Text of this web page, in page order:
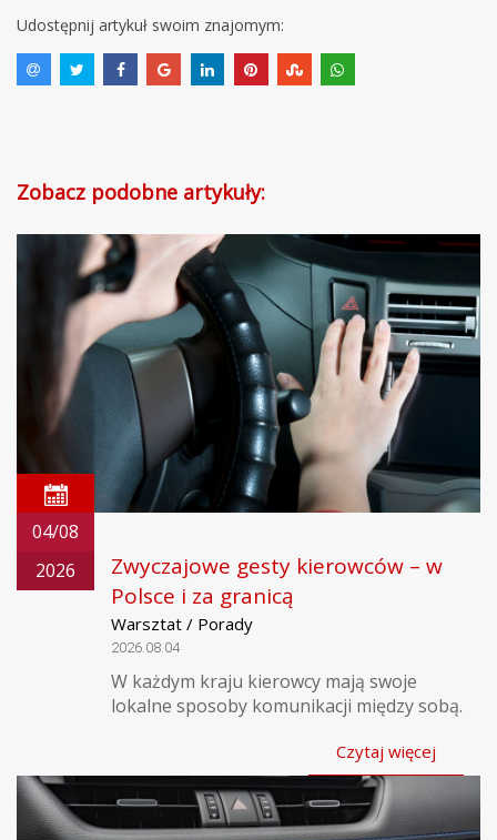
Udostępnij artykuł swoim znajomym:
Zobacz podobne artykuły:
04/08
2026
Zwyczajowe gesty kierowców – w
Polsce i za granicą
Warsztat / Porady
2026.08.04
W każdym kraju kierowcy mają swoje
lokalne sposoby komunikacji między sobą.
Czytaj więcej